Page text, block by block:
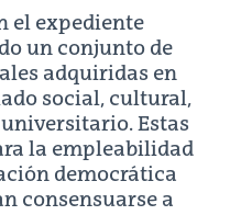
el expediente
un conjunto de
adquiridas en
social, cultural,
Estas
la empleabilidad
democrática
consensuarse a